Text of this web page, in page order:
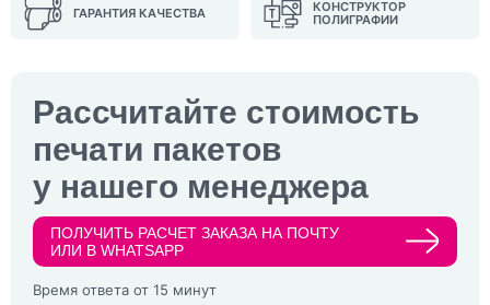
ГАРАНТИЯ КАЧЕСТВА
КОНСТРУКТОР
ПОЛИГРАФИИ
Рассчитайте стоимость
печати пакетов
у нашего менеджера
ПОЛУЧИТЬ РАСЧЕТ ЗАКАЗА НА ПОЧТУ
ИЛИ В WHATSAPP
Время ответа от 15 минут